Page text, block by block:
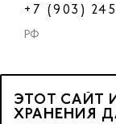
+7 (903)
РФ
2023 © OOO
ЭТОТ САЙТ
ХРАНЕНИЯ